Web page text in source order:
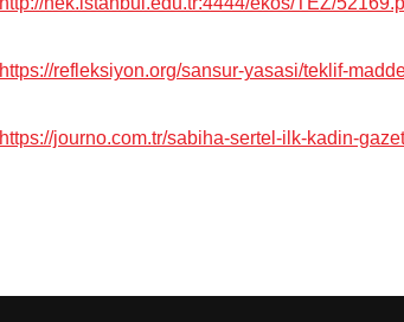
https://refleksiyon.org/sansur-yasasi/teklif-
https://journo.com.tr/sabiha-sertel-ilk-kadin-